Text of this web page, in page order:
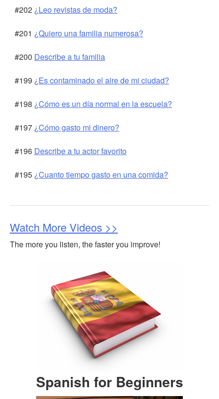
#202 ¿Leo revistas de moda?
#201 ¿Quiero una familia numerosa?
#200 Describe a tu familia
#199 ¿Es contaminado el aire de mi ciudad?
#198 ¿Cómo es un día normal en la escuela?
#197 ¿Cómo gasto mi dinero?
#196 Describe a tu actor favorito
#195 ¿Cuanto tiempo gasto en una comida?
Watch More Videos >>
The more you listen, the faster you improve!
Spanish for Beginners